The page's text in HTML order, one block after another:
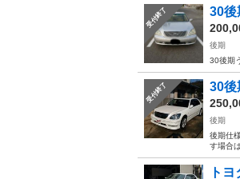
受付終了 30
後期
30後期
受付終了 30
後期
後期仕
す場合
ト